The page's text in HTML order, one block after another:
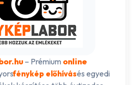
– Prémium online
fénykép előhívásés egyedi